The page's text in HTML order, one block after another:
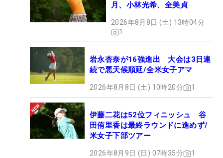
月、小林光希、全美貞
2026年8月8日 (土) 13時04分
1
岩永杏奈が16強進出 大会は3日連
続で悪天候順延/全米女子アマ
2026年8月8日 (土) 10時20分 1
伊藤二花は52位フィニッシュ 谷
田侑里香は最終ラウンドに進めず/
米女子下部ツアー
2026年8月9日 (日) 07時35分 1